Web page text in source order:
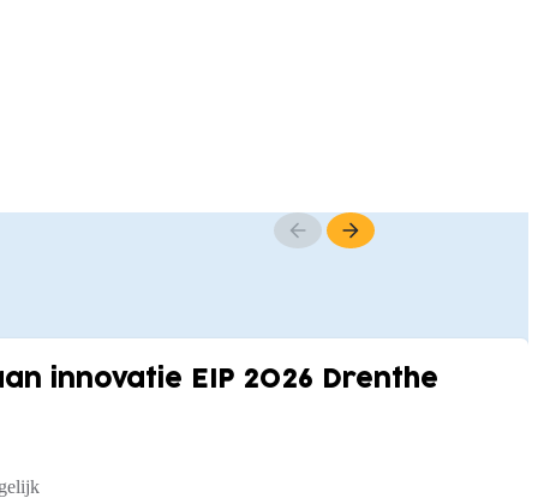
innovatie EIP 2026 Drenthe